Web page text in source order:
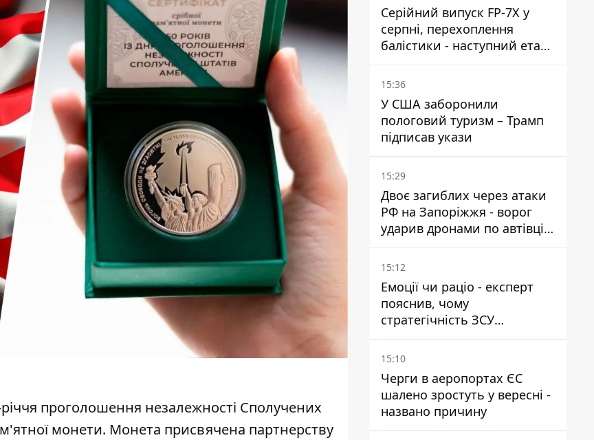
проголошення незалежності Сполучених
монети. Монета присвячена партнерству
Серійний випуск FP-7X у
серпні, перехоплення
балістики - наступний етап -
Fire Point конкретизувало
плани
15:36
У США заборонили
пологовий туризм – Трамп
підписав укази
15:29
Двоє загиблих через атаки
РФ на Запоріжжя - ворог
ударив дронами по автівці
та селищу
15:12
Емоції чи раціо - експерт
пояснив, чому
стратегічність ЗСУ
важливіша за емоційні
атаки РФ
15:10
Черги в аеропортах ЄС
шалено зростуть у вересні -
названо причину